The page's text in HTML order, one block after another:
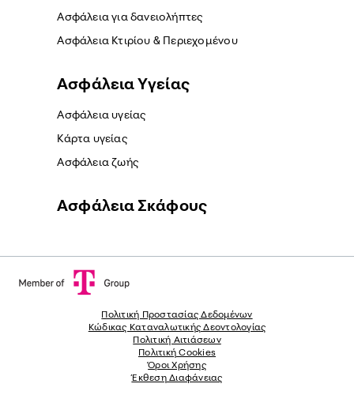
Ασφάλεια για δανειολήπτες
Ασφάλεια Κτιρίου & Περιεχομένου
Ασφάλεια Yγείας
Ασφάλεια υγείας
Κάρτα υγείας
Ασφάλεια ζωής
Ασφάλεια Σκάφους
Πολιτική Προστασίας Δεδομένων
Κώδικας Καταναλωτικής Δεοντολογίας
Πολιτική Αιτιάσεων
Πολιτική Cookies
Όροι Χρήσης
Έκθεση Διαφάνειας